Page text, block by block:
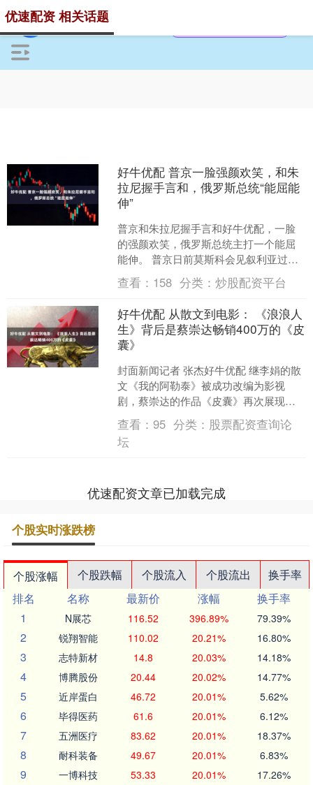
优速配资 相关话题
好牛优配 普京一脸强颜欢笑，和朱
拉尼握手言和，俄罗斯总统“能屈能
伸”
普京和朱拉尼握手言和好牛优配，一脸
的强颜欢笑，俄罗斯总统主打一个能屈
能伸。 普京日前莫斯科会见叙利亚过渡
政府领导人朱拉尼，在此期间，普京大
谈俄罗斯与叙利亚的传统....
查看： 158 分类：炒股配资平台
好牛优配 从散文到电影： 《浪浪人
生》背后是蔡崇达畅销400万的《皮
囊》
封面新闻记者 张杰好牛优配 继李娟的散
文《我的阿勒泰》被成功改编为影视
剧，蔡崇达的作品《皮囊》再次展现出
散文与电影之间叙事转译的蓬勃可能。
由黄渤、范丞丞主演的国....
查看：95 分类： 股票配资查询论
坛
优速配资文章已加载完成
个股实时涨跌榜
个股涨幅 个股跌幅 个股流入 个股流出
换手率
排名
名称 最新价 涨幅
换手率
1
N展芯 116.52 396.89% 79.39%
2 锐翔智能 110.02 20.21% 16.80%
3 志特新材 14.8 20.03% 14.18%
4 博腾股份 20.44 20.02% 14.77%
5 近岸蛋白 46.72 20.01% 5.62%
6 毕得医药 61.6 20.01% 6.12%
7 五洲医疗 83.62 20.01% 18.37%
8 耐科装备 49.67 20.01% 6.83%
9 一博科技 53.33 20.01% 17.26%